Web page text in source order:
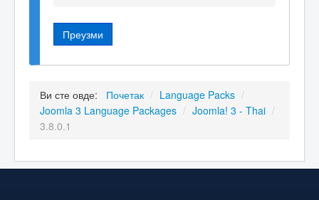
Преузми
Ви сте овде: Почетак / Language Packs /
Joomla 3 Language Packages / Joomla! 3 - Thai /
3.8.0.1